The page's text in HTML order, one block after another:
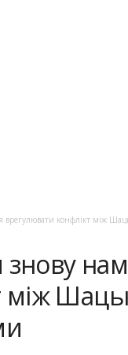
врегулювати конфлікт між
знову
між